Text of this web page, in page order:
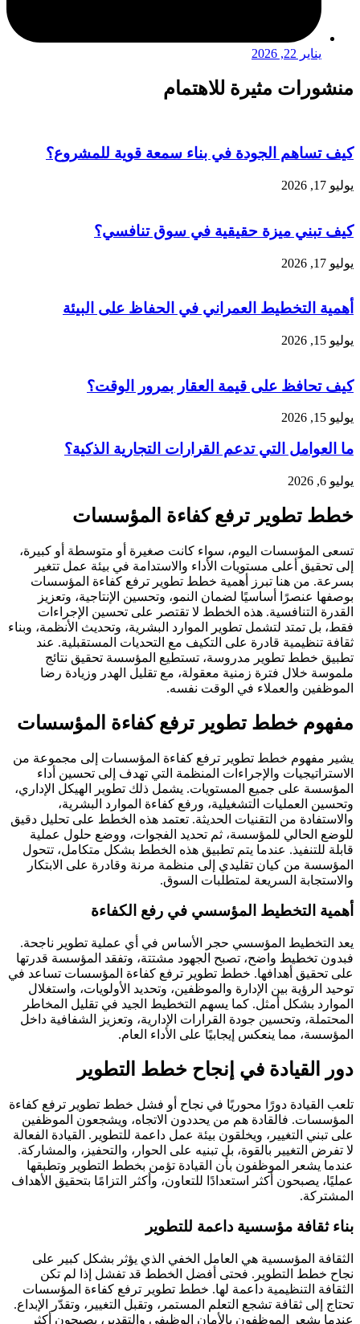
يناير 22, 2026
منشورات مثيرة للاهتمام
كيف تساهم الجودة في بناء سمعة قوية للمشروع؟
يوليو 17, 2026
كيف تبني ميزة حقيقية في سوق تنافسي؟
يوليو 17, 2026
أهمية التخطيط العمراني في الحفاظ على البيئة
يوليو 15, 2026
كيف تحافظ على قيمة العقار بمرور الوقت؟
يوليو 15, 2026
ما العوامل التي تدعم القرارات التجارية الذكية؟
يوليو 6, 2026
خطط تطوير ترفع كفاءة المؤسسات
تسعى المؤسسات اليوم، سواء كانت صغيرة أو متوسطة أو كبيرة،
إلى تحقيق أعلى مستويات الأداء والاستدامة في بيئة عمل تتغير
بسرعة. من هنا تبرز أهمية خطط تطوير ترفع كفاءة المؤسسات
بوصفها عنصرًا أساسيًا لضمان النمو، وتحسين الإنتاجية، وتعزيز
القدرة التنافسية. هذه الخطط لا تقتصر على تحسين الإجراءات
فقط، بل تمتد لتشمل تطوير الموارد البشرية، وتحديث الأنظمة، وبناء
ثقافة تنظيمية قادرة على التكيف مع التحديات المستقبلية. عند
تطبيق خطط تطوير مدروسة، تستطيع المؤسسة تحقيق نتائج
ملموسة خلال فترة زمنية معقولة، مع تقليل الهدر وزيادة رضا
الموظفين والعملاء في الوقت نفسه.
مفهوم خطط تطوير ترفع كفاءة المؤسسات
يشير مفهوم خطط تطوير ترفع كفاءة المؤسسات إلى مجموعة من
الاستراتيجيات والإجراءات المنظمة التي تهدف إلى تحسين أداء
المؤسسة على جميع المستويات. يشمل ذلك تطوير الهيكل الإداري،
وتحسين العمليات التشغيلية، ورفع كفاءة الموارد البشرية،
والاستفادة من التقنيات الحديثة. تعتمد هذه الخطط على تحليل دقيق
للوضع الحالي للمؤسسة، ثم تحديد الفجوات، ووضع حلول عملية
قابلة للتنفيذ. عندما يتم تطبيق هذه الخطط بشكل متكامل، تتحول
المؤسسة من كيان تقليدي إلى منظمة مرنة وقادرة على الابتكار
والاستجابة السريعة لمتطلبات السوق.
أهمية التخطيط المؤسسي في رفع الكفاءة
يعد التخطيط المؤسسي حجر الأساس في أي عملية تطوير ناجحة.
فبدون تخطيط واضح، تصبح الجهود مشتتة، وتفقد المؤسسة قدرتها
على تحقيق أهدافها. خطط تطوير ترفع كفاءة المؤسسات تساعد في
توحيد الرؤية بين الإدارة والموظفين، وتحديد الأولويات، واستغلال
الموارد بشكل أمثل. كما يسهم التخطيط الجيد في تقليل المخاطر
المحتملة، وتحسين جودة القرارات الإدارية، وتعزيز الشفافية داخل
المؤسسة، مما ينعكس إيجابيًا على الأداء العام.
دور القيادة في إنجاح خطط التطوير
تلعب القيادة دورًا محوريًا في نجاح أو فشل خطط تطوير ترفع كفاءة
المؤسسات. فالقادة هم من يحددون الاتجاه، ويشجعون الموظفين
على تبني التغيير، ويخلقون بيئة عمل داعمة للتطوير. القيادة الفعالة
لا تفرض التغيير بالقوة، بل تبنيه على الحوار، والتحفيز، والمشاركة.
عندما يشعر الموظفون بأن القيادة تؤمن بخطط التطوير وتطبقها
عمليًا، يصبحون أكثر استعدادًا للتعاون، وأكثر التزامًا بتحقيق الأهداف
المشتركة.
بناء ثقافة مؤسسية داعمة للتطوير
الثقافة المؤسسية هي العامل الخفي الذي يؤثر بشكل كبير على
نجاح خطط التطوير. فحتى أفضل الخطط قد تفشل إذا لم تكن
الثقافة التنظيمية داعمة لها. خطط تطوير ترفع كفاءة المؤسسات
تحتاج إلى ثقافة تشجع التعلم المستمر، وتقبل التغيير، وتقدّر الإبداع.
عندما يشعر الموظفون بالأمان الوظيفي والتقدير، يصبحون أكثر